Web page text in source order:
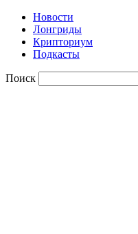
Новости
Лонгриды
Крипториум
Подкасты
Поиск